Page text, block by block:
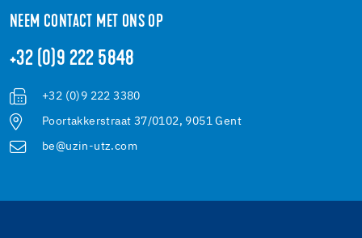
NEEM CONTACT MET ONS OP
+32 (0)9 222 5848
+32 (0)9 222 3380
Poortakkerstraat 37/0102, 9051 Gent
be@uzin-utz.com